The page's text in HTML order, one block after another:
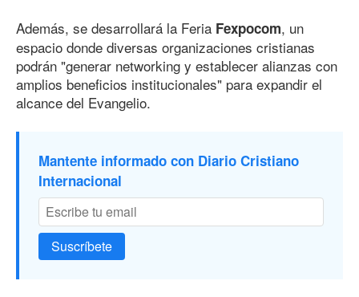
Además, se desarrollará la Feria Fexpocom, un
espacio donde diversas organizaciones cristianas
podrán "generar networking y establecer alianzas con
amplios beneficios institucionales" para expandir el
alcance del Evangelio.
Mantente informado con Diario Cristiano
Internacional
Suscríbete